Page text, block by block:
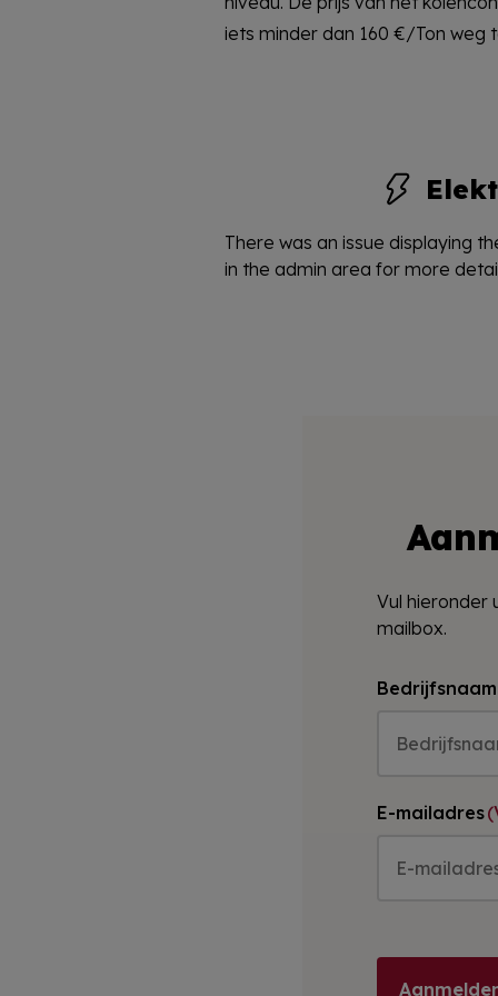
iets minder dan 160 €/Ton weg
There was an issue displaying
in the admin area for more
Vul hieronder
mailbox.
Bedrijfsnaam
E-mailadres